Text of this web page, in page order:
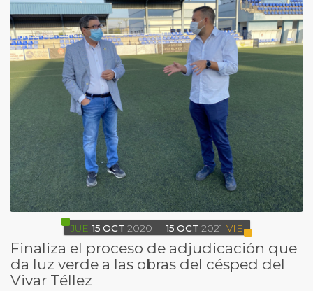
JUE 15 OCT 2020 15 OCT 2021 VIE
Finaliza el proceso de adjudicación que
da luz verde a las obras del césped del
Vivar Téllez